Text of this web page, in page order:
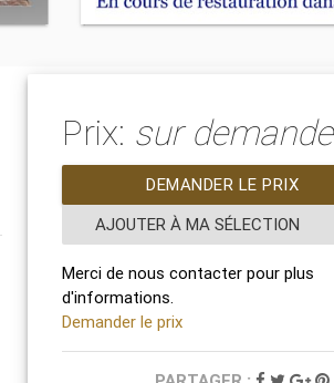
Prix: sur demande
DEMANDER LE PRIX
AJOUTER À MA SÉLECTION
Merci de nous contacter pour plus
d'informations.
Demander le prix